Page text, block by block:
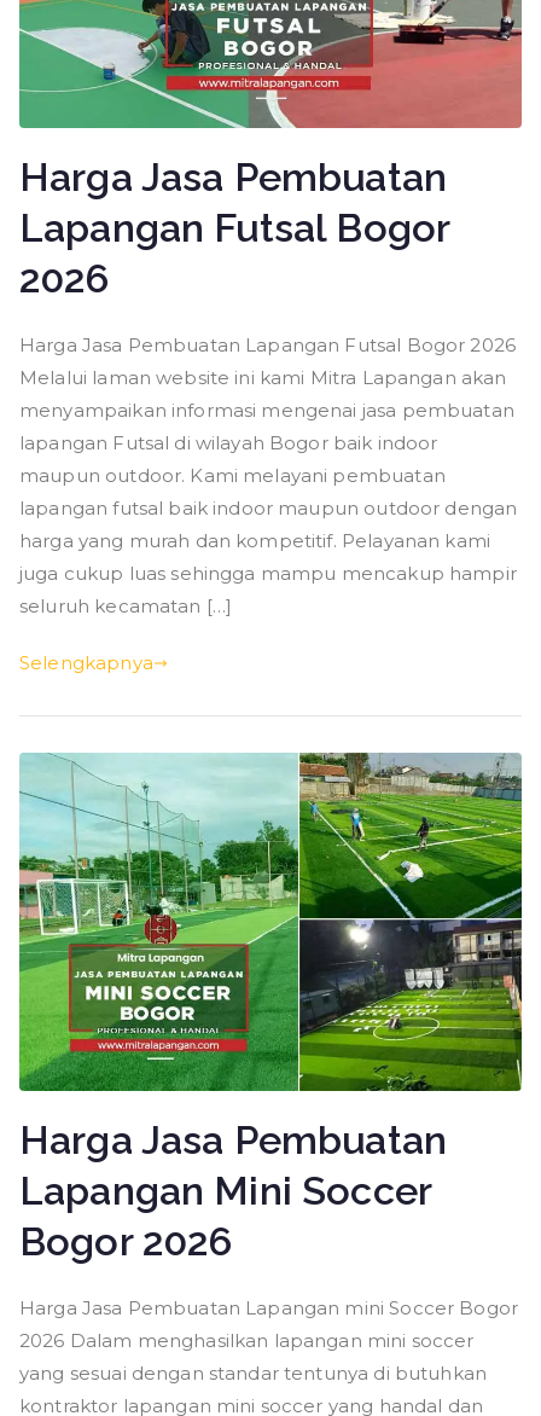
Harga Jasa Pembuatan
Lapangan Futsal Bogor
2026
Harga Jasa Pembuatan Lapangan Futsal Bogor 2026
Melalui laman website ini kami Mitra Lapangan akan
menyampaikan informasi mengenai jasa pembuatan
lapangan Futsal di wilayah Bogor baik indoor
maupun outdoor. Kami melayani pembuatan
lapangan futsal baik indoor maupun outdoor dengan
harga yang murah dan kompetitif. Pelayanan kami
juga cukup luas sehingga mampu mencakup hampir
seluruh kecamatan […]
Selengkapnya
Harga Jasa Pembuatan
Lapangan Mini Soccer
Bogor 2026
Harga Jasa Pembuatan Lapangan mini Soccer Bogor
2026 Dalam menghasilkan lapangan mini soccer
yang sesuai dengan standar tentunya di butuhkan
kontraktor lapangan mini soccer yang handal dan